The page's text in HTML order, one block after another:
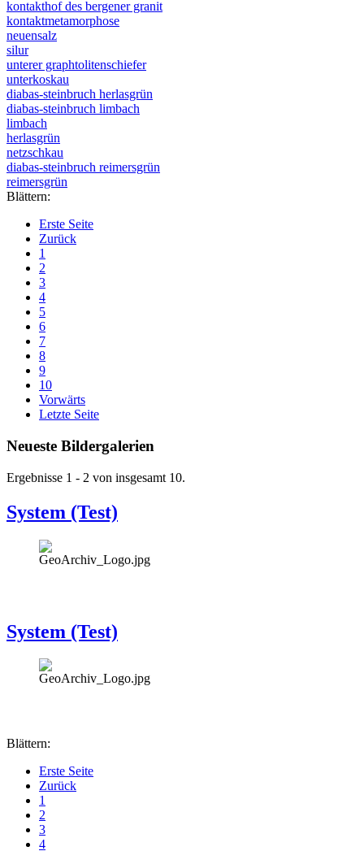
kontakthof des bergener granit
kontaktmetamorphose
neuensalz
silur
unterer graphtolitenschiefer
unterkoskau
diabas-steinbruch herlasgrün
diabas-steinbruch limbach
limbach
herlasgrün
netzschkau
diabas-steinbruch reimersgrün
reimersgrün
Blättern:
Erste Seite
Zurück
1
2
3
4
5
6
7
8
9
10
Vorwärts
Letzte Seite
Neueste Bildergalerien
Ergebnisse 1 - 2 von insgesamt 10.
System (Test)
System (Test)
Blättern:
Erste Seite
Zurück
1
2
3
4